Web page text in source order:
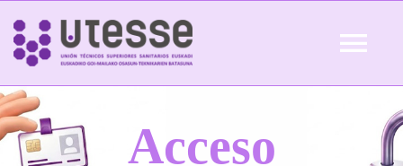
Skip
content
Inicio
Acceso